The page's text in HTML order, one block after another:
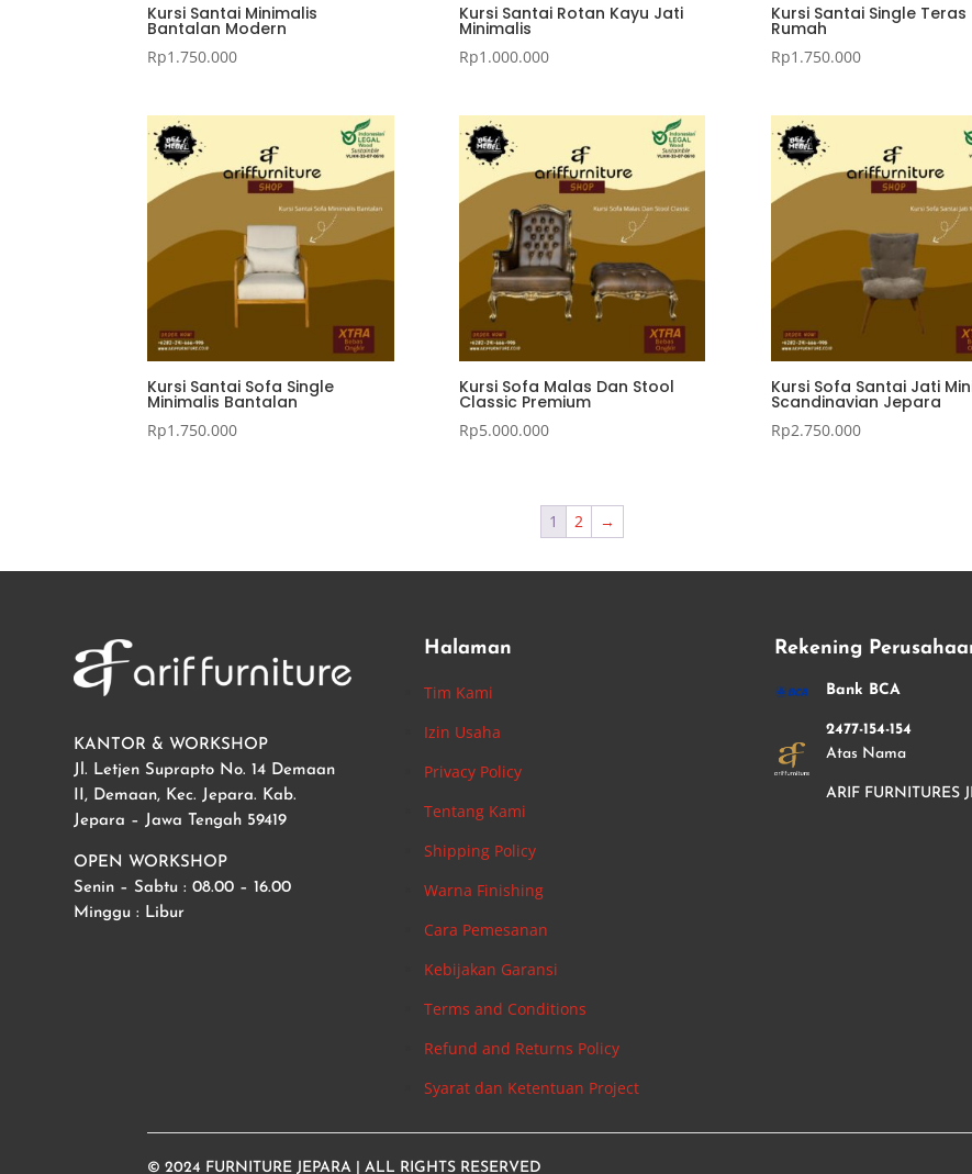
Kursi Santai Minimalis
Bantalan Modern
Rp1.750.000
Kursi Santai Rotan Kayu Jati
Minimalis
Rp1.000.000
Kursi Santai Single Teras
Rumah
Rp1.750.000
Kursi Santai Sofa Single
Minimalis Bantalan
Rp1.750.000
Kursi Sofa Malas Dan Stool
Classic Premium
Rp5.000.000
Kursi Sofa Santai Jati
Scandinavian Jepara
Rp2.750.000
1 2 →
KANTOR & WORKSHOP
Jl. Letjen Suprapto No. 14 Demaan
II, Demaan, Kec. Jepara. Kab.
Jepara – Jawa Tengah 59419
OPEN WORKSHOP
Senin – Sabtu : 08.00 – 16.00
Minggu : Libur
Halaman
Tim Kami
Izin Usaha
Privacy Policy
Tentang Kami
Shipping Policy
Warna Finishing
Cara Pemesanan
Kebijakan Garansi
Terms and Conditions
Refund and Returns Policy
Syarat dan Ketentuan Project
Rekening
Bank BCA
2477-154-154
Atas Nama
ARIF FURNITURES
© 2024 FURNITURE JEPARA | ALL RIGHTS RESERVED